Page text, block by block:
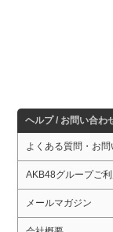
ヘルプ / お問い合わ
よくある質問・お
AKB48グループご
メールマガジン